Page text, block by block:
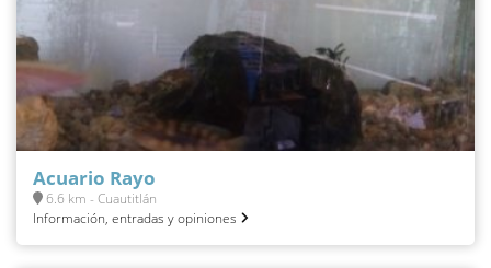
Acuario Rayo
6.6 km - Cuautitlán
Información, entradas y opiniones